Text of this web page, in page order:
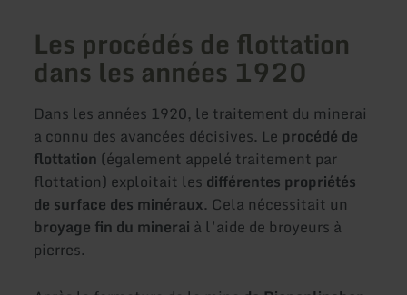
Les procédés de flottation
dans les années 1920
Dans les années 1920, le traitement du minerai
a connu des avancées décisives. Le procédé de
flottation (également appelé traitement par
flottation) exploitait les différentes propriétés
de surface des minéraux. Cela nécessitait un
broyage fin du minerai à l’aide de broyeurs à
pierres.